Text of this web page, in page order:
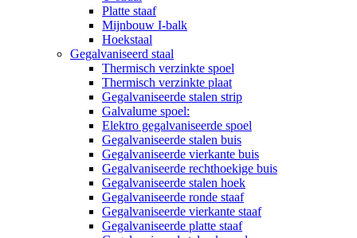
Platte staaf
Mijnbouw I-balk
Hoekstaal
Gegalvaniseerd staal
Thermisch verzinkte spoel
Thermisch verzinkte plaat
Gegalvaniseerde stalen strip
Galvalume spoel:
Elektro gegalvaniseerde spoel
Gegalvaniseerde stalen buis
Gegalvaniseerde vierkante buis
Gegalvaniseerde rechthoekige buis
Gegalvaniseerde stalen hoek
Gegalvaniseerde ronde staaf
Gegalvaniseerde vierkante staaf
Gegalvaniseerde platte staaf